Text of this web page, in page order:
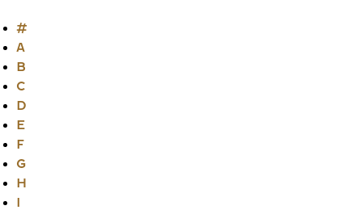
#
A
B
C
D
E
F
G
H
I